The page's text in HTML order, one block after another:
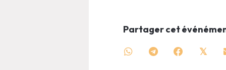
Partager cet
𝕏